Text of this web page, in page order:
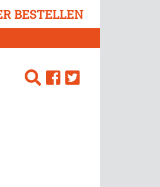
BESTELLEN